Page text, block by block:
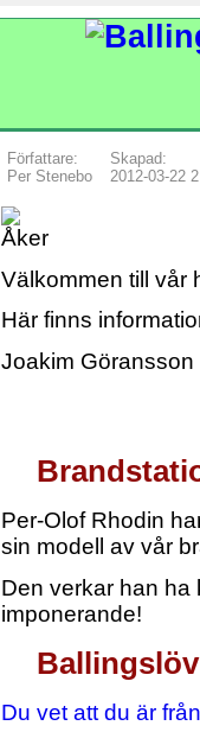
Författare:
Per Stenebo
Skapad:
2012-03-22
Välkommen till vår
Här finns
Joakim Göransson
Per-Olof Rhodin
sin modell av vår
Den verkar han ha
imponerande!
Du vet att du är